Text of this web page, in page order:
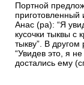
Портной
приготовленный
Анас (ра): “Я
кусочки тыквы с
тыкву”. В
“Увидев это, я
достались ему